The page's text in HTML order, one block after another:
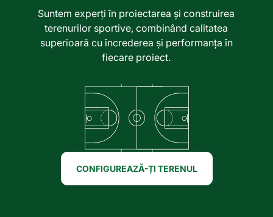
Suntem experți în proiectarea și construirea
terenurilor sportive, combinând calitatea
superioară cu încrederea și performanța în
fiecare proiect.
CONFIGUREAZĂ-ȚI TERENUL